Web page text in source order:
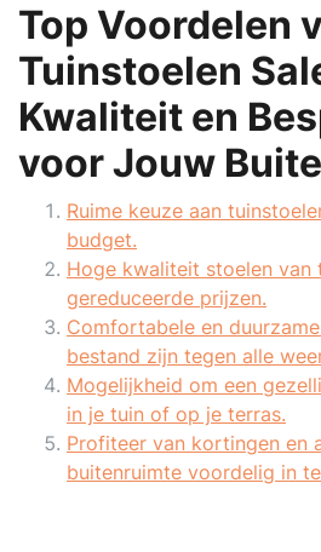
Top Voordelen
Tuinstoelen
Kwaliteit en
voor Jouw
Ruime keuze aan
budget.
Hoge kwaliteit stoelen van
gereduceerde prijzen.
Comfortabele en
bestand zijn tegen alle
Mogelijkheid om een
in je tuin of op je terras.
Profiteer van kortingen en
buitenruimte voordelig in